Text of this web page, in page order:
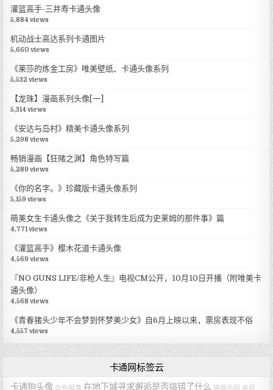
灌篮高手-三井寿卡通头像
5,884 views
机动战士高达系列卡通图片
5,660 views
《莱莎的炼金工房》唯美壁纸、卡通头像系列
5,532 views
【龙珠】漫画系列头像[一]
5,314 views
《安达与岛村》精美卡通头像系列
5,298 views
畅销漫画【狂赌之渊】角色特写篇
5,289 views
《你的名字。》珍藏版卡通头像系列
5,159 views
萌美女生卡通头像之《关于我转生后成为史莱姆的那件事》篇
4,771 views
《灌篮高手》樱木花道卡通头像
4,569 views
『NO GUNS LIFE/非枪人生』电视CM公开，10月10日开播（附唯美卡
通头像）
4,568 views
《青春猪头少年不会梦到怀梦美少女》自6月上映以来，票房表现不俗
4,557 views
卡通网标签云
卡通狗头像 白色相簿 在地下城寻求邂逅是否搞错了什么 猫娘乐园 画师